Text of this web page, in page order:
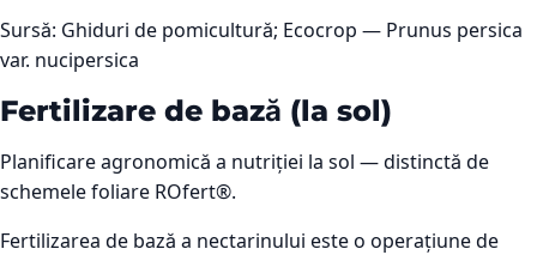
Sursă: Ghiduri de pomicultură; Ecocrop — Prunus persica
var. nucipersica
Fertilizare de bază (la sol)
Planificare agronomică a nutriției la sol — distinctă de
schemele foliare ROfert®.
Fertilizarea de bază a nectarinului este o operațiune de